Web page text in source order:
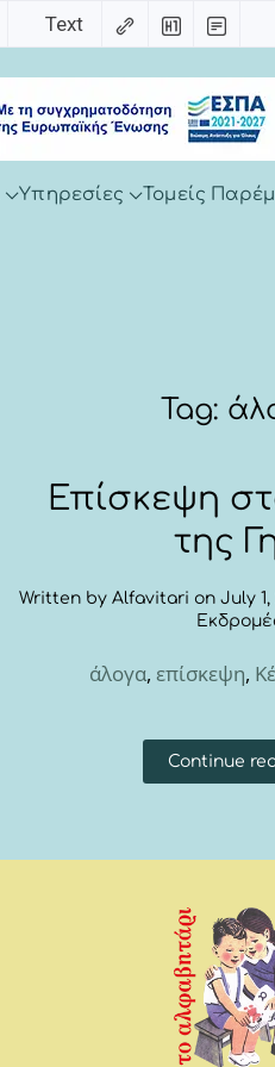
Text
Υπηρεσίες Τομείς
Tag:
Επίσκεψη
της
Written byAlfavitari onJuly 1,
άλογα,επίσκεψη,
Continue